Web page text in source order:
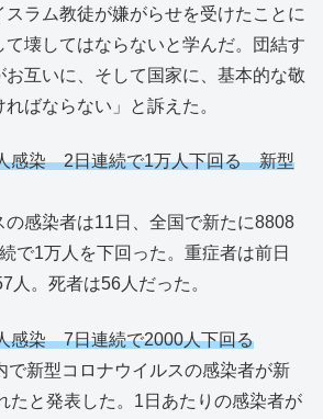
ラム教徒が嫌がらせを受けたことに
壊してはならないと学んだ。団結す
お互いに、そして国家に、基本的な敬
ばならない」と訴えた。
感染 2日連続で1万人下回る 新型
の感染者は11日、全国で新たに8808
で1万人を下回った。重症者は前日
人。死者は56人だった。
感染 7日連続で2000人下回る
で新型コロナウイルスの感染者が新
たと発表した。1日あたりの感染者が